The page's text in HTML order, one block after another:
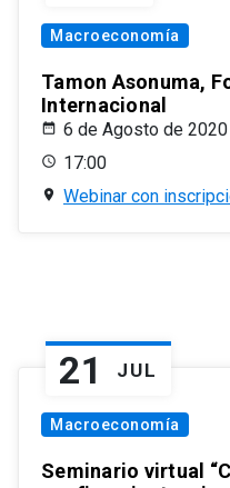
Macroeconomía
Tamon Asonuma,
Internacional
6 de Agosto de 2020
17:00
Webinar con
21 JUL
Macroeconomía
Seminario virtual